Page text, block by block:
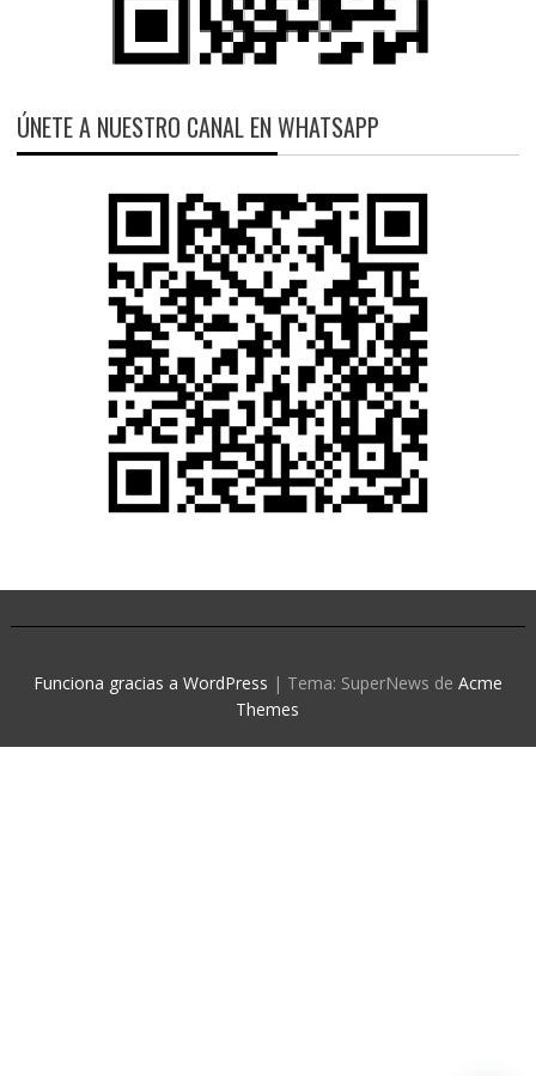
ÚNETE A NUESTRO CANAL EN WHATSAPP
Funciona gracias a WordPress | Tema: SuperNews de Acme
Themes